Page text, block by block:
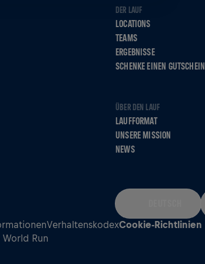
DER LAUF
LOCATIONS
TEAMS
ERGEBNISSE
SCHENKE EINEN GUTSCHEIN
ÜBER DEN LAUF
LAUFFORMAT
UNSERE MISSION
NEWS
VerhaltenskodexCookie-Richtlinien
Run